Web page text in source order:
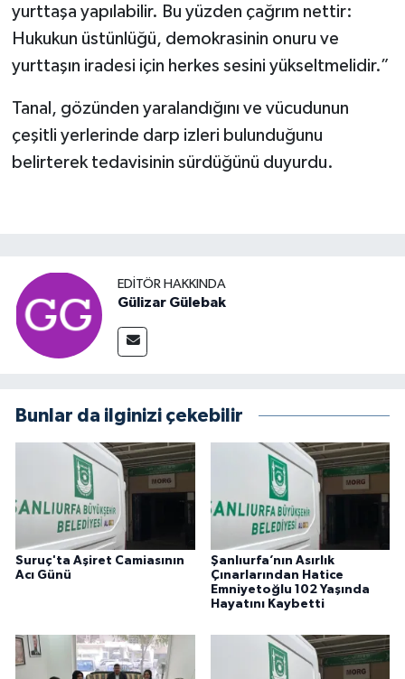
yurttaşa yapılabilir. Bu yüzden çağrım nettir:
Hukukun üstünlüğü, demokrasinin onuru ve
yurttaşın iradesi için herkes sesini yükseltmelidir.”
Tanal, gözünden yaralandığını ve vücudunun
çeşitli yerlerinde darp izleri bulunduğunu
belirterek tedavisinin sürdüğünü duyurdu.
EDITÖR HAKKINDA
Gülizar Gülebak
Bunlar da ilginizi çekebilir
Suruç'ta Aşiret Camiasının
Acı Günü
Şanlıurfa’nın Asırlık
Çınarlarından Hatice
Emniyetoğlu 102 Yaşında
Hayatını Kaybetti